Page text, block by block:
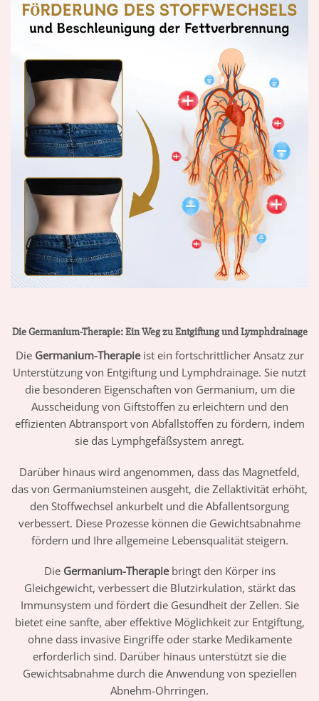
Die Germanium-Therapie: Ein Weg zu Entgiftung und Lymphdrainage
Die Germanium-Therapieist ein fortschrittlicher Ansatz zur
Unterstützung von Entgiftung und Lymphdrainage. Sie nutzt
die besonderen Eigenschaften von Germanium, um die
Ausscheidung von Giftstoffen zu erleichtern und den
effizienten Abtransport von Abfallstoffen zu fördern, indem
sie das Lymphgefäßsystem anregt.
Darüber hinaus wird angenommen, dass das Magnetfeld,
das von Germaniumsteinen ausgeht, die Zellaktivität erhöht,
den Stoffwechsel ankurbelt und die Abfallentsorgung
verbessert. Diese Prozesse können die Gewichtsabnahme
fördern und Ihre allgemeine Lebensqualität steigern.
Die Germanium-Therapiebringt den Körper ins
Gleichgewicht, verbessert die Blutzirkulation, stärkt das
Immunsystem und fördert die Gesundheit der Zellen. Sie
bietet eine sanfte, aber effektive Möglichkeit zur Entgiftung,
ohne dass invasive Eingriffe oder starke Medikamente
erforderlich sind. Darüber hinaus unterstützt sie die
Gewichtsabnahme durch die Anwendung von speziellen
Abnehm-Ohrringen.